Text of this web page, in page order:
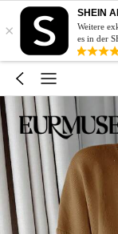
×
SHEIN
Weitere
es in der